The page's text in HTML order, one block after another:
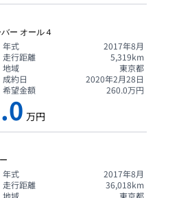
ー オール４
年式
2017年8月
走行距離
5,319km
地域
東京都
成約日
2020年2月28日
希望金額
260.0万円
万円
年式
2017年8月
走行距離
36,018km
地域
東京都